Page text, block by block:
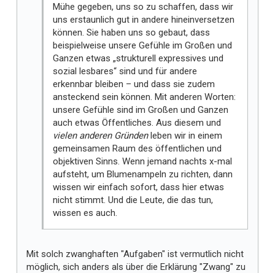
Mühe gegeben, uns so zu schaffen, dass wir
uns erstaunlich gut in andere hineinversetzen
können. Sie haben uns so gebaut, dass
beispielweise unsere Gefühle im Großen und
Ganzen etwas „strukturell expressives und
sozial lesbares“ sind und für andere
erkennbar bleiben – und dass sie zudem
ansteckend sein können. Mit anderen Worten:
unsere Gefühle sind im Großen und Ganzen
auch etwas Öffentliches. Aus diesem und
vielen anderen Gründenleben wir in einem
gemeinsamen Raum des öffentlichen und
objektiven Sinns. Wenn jemand nachts x-mal
aufsteht, um Blumenampeln zu richten, dann
wissen wir einfach sofort, dass hier etwas
nicht stimmt. Und die Leute, die das tun,
wissen es auch.
Mit solch zwanghaften "Aufgaben" ist vermutlich nicht
möglich, sich anders als über die Erklärung "Zwang" zu